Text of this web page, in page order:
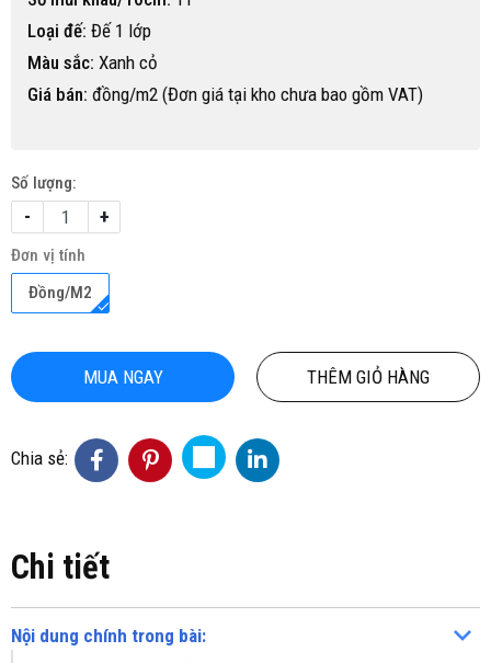
Loại đế: Đế 1 lớp
Màu sắc: Xanh cỏ
Giá bán: đồng/m2 (Đơn giá tại kho chưa bao gồm VAT)
Số lượng:
- +
Đơn vị tính
Đồng/M2
MUA NGAY THÊM GIỎ HÀNG
Chia sẻ:
Chi tiết
Nội dung chính trong bài: